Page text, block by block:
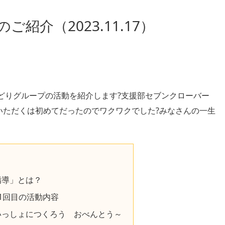
紹介（2023.11.17）
グループの活動を紹介します?支援部セブンクローバー
だくは初めてだったのでワクワクでした?みなさんの一生
」とは？
目の活動内容
しょにつくろう おべんとう～